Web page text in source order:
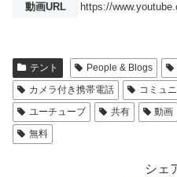
動画URL https://
テント People & Blogs
カメラ付き携帯電話
コミュ
ユーチューブ
共有 動画
無料
シェ